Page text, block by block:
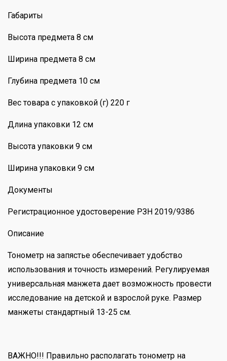
Габариты
Высота предмета 8 см
Ширина предмета 8 см
Глубина предмета 10 см
Вес товара с упаковкой (г) 220 г
Длина упаковки 12 см
Высота упаковки 9 см
Ширина упаковки 9 см
Документы
Регистрационное удостоверение РЗН 2019/9386
Описание
Тонометр на запястье обеспечивает удобство
использования и точность измерений. Регулируемая
универсальная манжета дает возможность провести
исследование на детской и взрослой руке. Размер
манжеты стандартный 13-25 см.
ВАЖНО!!! Правильно располагать тонометр на